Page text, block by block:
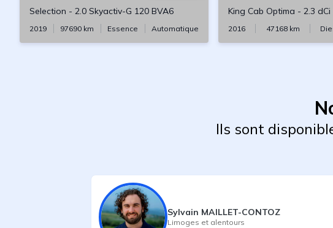
Selection - 2.0 Skyactiv-G 120 BVA6
2019 97690 km Essence Automatique
King Cab Optima - 2.3 dCi
2016 47168km
Ils sont
Sylvain MAILLET-CONTOZ
Limoges et alentours